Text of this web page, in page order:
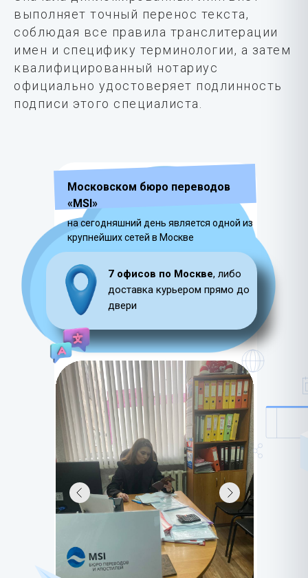
выполняет точный перенос текста,
соблюдая все правила транслитерации
имен и специфику терминологии, а затем
квалифицированный нотариус
официально удостоверяет подлинность
подписи этого специалиста.
LET'S GO!
7 офисов по Москве, либо
доставка курьером прямо до
двери
на сегодняшний день является одной из
крупнейших сетей в Москве
Московском бюро переводов
«MSI»